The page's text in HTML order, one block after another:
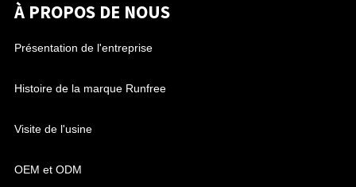
À PROPOS DE NOUS
Présentation de l'entreprise
Histoire de la marque Runfree
Visite de l'usine
OEM et ODM